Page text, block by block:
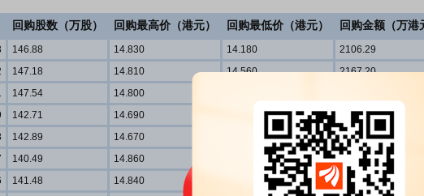
回购股数（万股） 回购最高价（港元） 回购最低价（港元） 回购金额（万港
146.88 14.830 14.180
2106.29
147.18 14.810 14.560
2167.20
147.54 14.800
142.71 14.690
2079.01
142.89 14.670
2062.77
140.49 14.860
2069.63
141.48 14.840
2078.69